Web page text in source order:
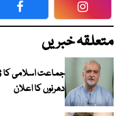
Facebook
متعلقہ خبریں
دھرنوں کا اعلان